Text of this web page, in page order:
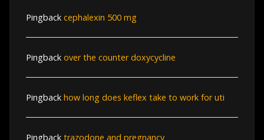
Pingback cephalexin 500 mg
Pingback over the counter doxycycline
Pingback how long does keflex take to work for uti
Pingback trazodone and pregnancy